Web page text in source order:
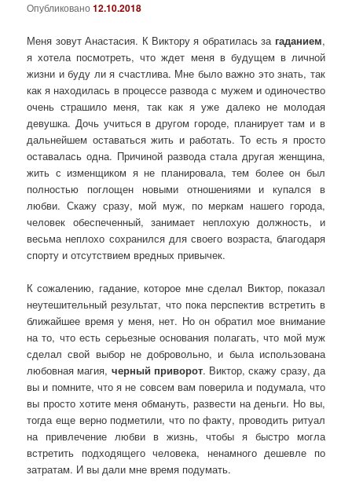
Опубликовано12.10.2018
Меня зовут Анастасия. К Виктору я обратилась за гаданием,
я хотела посмотреть, что ждет меня в будущем в личной
жизни и буду ли я счастлива. Мне было важно это знать, так
как я находилась в процессе развода с мужем и одиночество
очень страшило меня, так как я уже далеко не молодая
девушка. Дочь учиться в другом городе, планирует там и в
дальнейшем оставаться жить и работать. То есть я просто
оставалась одна. Причиной развода стала другая женщина,
жить с изменщиком я не планировала, тем более он был
полностью поглощен новыми отношениями и купался в
любви. Скажу сразу, мой муж, по меркам нашего города,
человек обеспеченный, занимает неплохую должность, и
весьма неплохо сохранился для своего возраста, благодаря
спорту и отсутствием вредных привычек.
К сожалению, гадание, которое мне сделал Виктор, показал
неутешительный результат, что пока перспектив встретить в
ближайшее время у меня, нет. Но он обратил мое внимание
на то, что есть серьезные основания полагать, что мой муж
сделал свой выбор не добровольно, и была использована
любовная магия, черный приворот. Виктор, скажу сразу, да
вы и помните, что я не совсем вам поверила и подумала, что
вы просто хотите меня обмануть, развести на деньги. Но вы,
тогда еще верно подметили, что по факту, проводить ритуал
на привлечение любви в жизнь, чтобы я быстро могла
встретить подходящего человека, ненамного дешевле по
затратам. И вы дали мне время подумать.